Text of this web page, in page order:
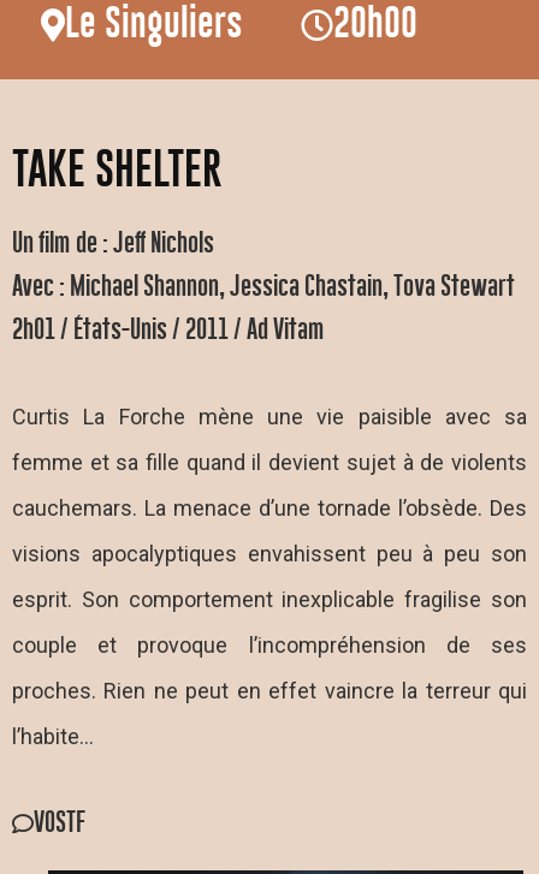
Le Singuliers 20h00
TAKE SHELTER
Un film de : Jeff Nichols
Avec : Michael Shannon, Jessica Chastain, Tova Stewart
2h01 / États-Unis / 2011 / Ad Vitam
Curtis La Forche mène une vie paisible avec sa
femme et sa fille quand il devient sujet à de violents
cauchemars. La menace d’une tornade l’obsède. Des
visions apocalyptiques envahissent peu à peu son
esprit. Son comportement inexplicable fragilise son
couple et provoque l’incompréhension de ses
proches. Rien ne peut en effet vaincre la terreur qui
l’habite…
VOSTF